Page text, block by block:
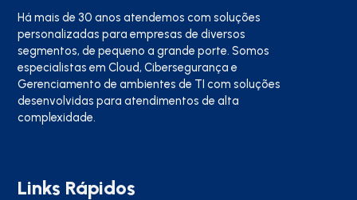
Há mais de 30 anos atendemos com soluções
personalizadas para empresas de diversos
segmentos, de pequeno a grande porte. Somos
especialistas em Cloud, Cibersegurança e
Gerenciamento de ambientes de TI com soluções
desenvolvidas para atendimentos de alta
complexidade.
Links Rápidos